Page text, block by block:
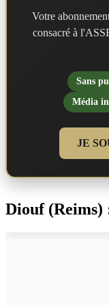
Votre
consacré à
Sans
Média
JE
Diouf (Reims)